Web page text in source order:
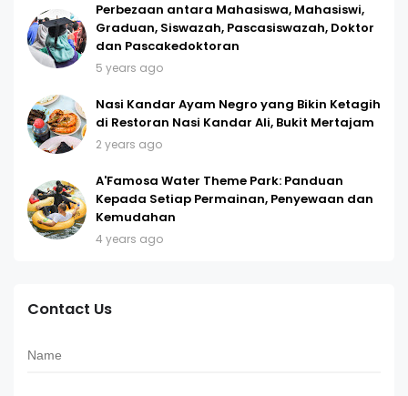
Perbezaan antara Mahasiswa, Mahasiswi,
Graduan, Siswazah, Pascasiswazah, Doktor
dan Pascakedoktoran
5 years ago
Nasi Kandar Ayam Negro yang Bikin Ketagih
di Restoran Nasi Kandar Ali, Bukit Mertajam
2 years ago
A'Famosa Water Theme Park: Panduan
Kepada Setiap Permainan, Penyewaan dan
Kemudahan
4 years ago
Contact Us